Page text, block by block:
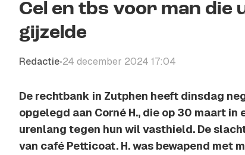
Cel en tbs voor man die
gijzelde
Redactie•24 december 2024 17:04
De rechtbank in Zutphen heeft dinsdag
opgelegd aan Corné H., die op 30 maart in
urenlang tegen hun wil vasthield. De
van café Petticoat. H. was bewapend met